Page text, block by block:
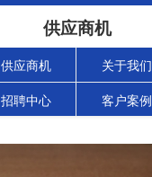
供应商机
供应商机 关于我们
招聘中心 客户案例